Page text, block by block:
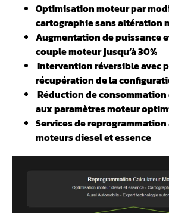
Optimisation moteur par
cartographie sans altération
Augmentation de puissance
couple moteur jusqu’à 30%
Intervention réversible avec
récupération de la
Réduction de
aux paramètres moteur
Services de
moteurs diesel et essence